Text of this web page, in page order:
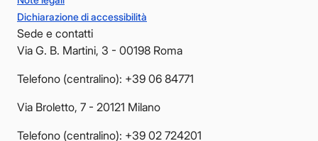
Dichiarazione di accessibilità
Sede e contatti
Via G. B. Martini, 3 - 00198 Roma
Telefono (centralino): +39 06 84771
Via Broletto, 7 - 20121 Milano
Telefono (centralino): +39 02 724201